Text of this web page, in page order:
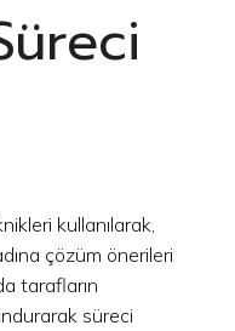
kullanılarak,
çözüm önerileri
tarafların
süreci